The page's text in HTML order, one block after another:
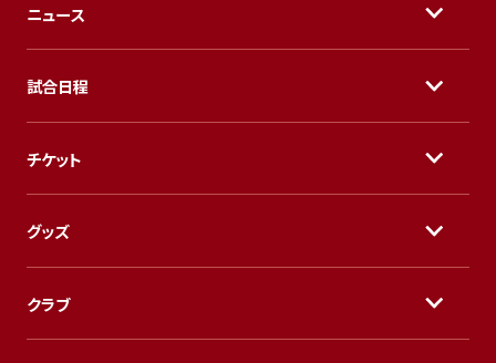
ニュース
試合日程
チケット
グッズ
クラブ